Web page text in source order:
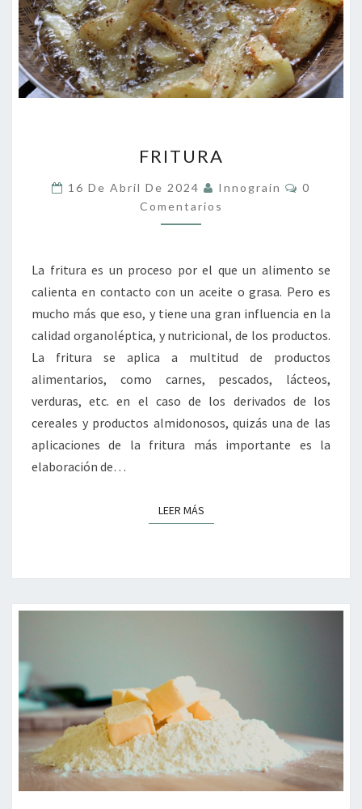
FRITURA
16 De Abril De 2024 Innograin
0
Comentarios
La fritura es un proceso por el que un alimento se
calienta en contacto con un aceite o grasa. Pero es
mucho más que eso, y tiene una gran influencia en la
calidad organoléptica, y nutricional, de los productos.
La fritura se aplica a multitud de productos
alimentarios, como carnes, pescados, lácteos,
verduras, etc. en el caso de los derivados de los
cereales y productos almidonosos, quizás una de las
aplicaciones de la fritura más importante es la
elaboración de…
LEER MÁSLEER MÁS